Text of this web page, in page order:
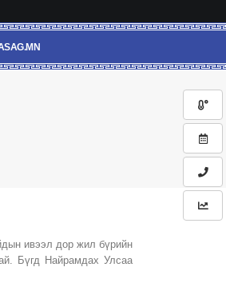
ивээл дор жил бүрийн
Бүгд Найрамдах Улсаа